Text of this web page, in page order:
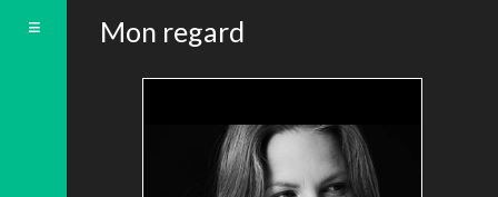
Toggle
navigation
Mon regard